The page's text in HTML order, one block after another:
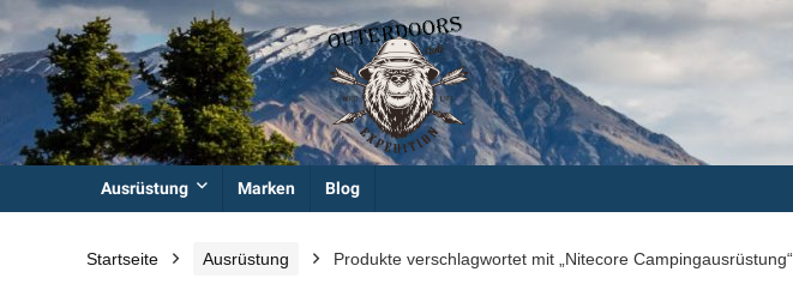
Ausrüstung Marken Blog
Startseite Ausrüstung Produkte verschlagwortet mit „Nitecore Campingausrüstung“